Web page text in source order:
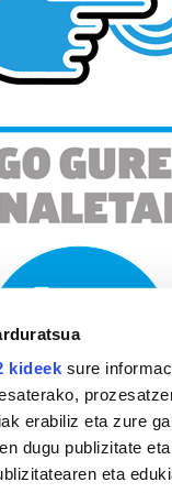
kideek sure
erabiliz eta zure
dugu publizitate
eta